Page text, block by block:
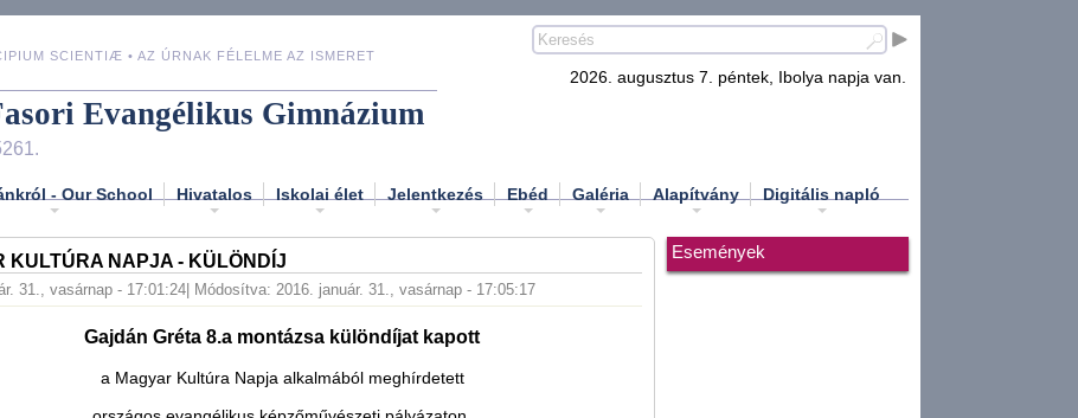
SCIENTIÆ • AZ ÚRNAK FÉLELME AZ ISMERET
Evangélikus Gimnázium
2026. augusztus 7. péntek, Ibolya napja van.
- Our School Hivatalos Iskolai élet Jelentkezés Ebéd Galéria Alapítvány Digitális napló
KULTÚRA NAPJA - KÜLÖNDÍJ
31., vasárnap - 17:01:24 | Módosítva: 2016. január. 31., vasárnap - 17:05:17
Gajdán Gréta 8.a montázsa különdíjat kapott
a Magyar Kultúra Napja alkalmából meghírdetett
Események